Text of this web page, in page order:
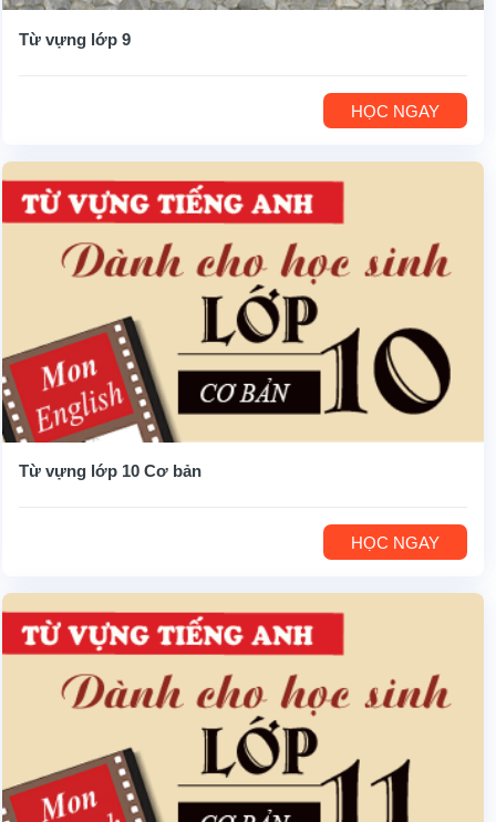
Từ vựng lớp 9
HỌC NGAY
Từ vựng lớp 10 Cơ bản
HỌC NGAY